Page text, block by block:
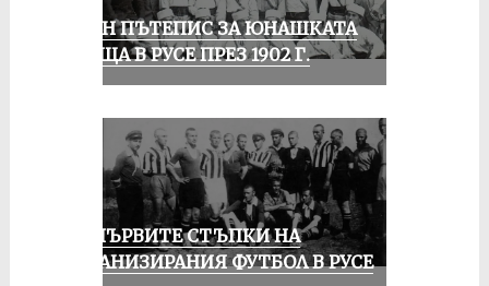
ЕДИН ПЪТЕПИС ЗА ЮНАШКАТА
СРЕЩА В РУСЕ ПРЕЗ 1902 Г.
ЗА ПЪРВИТЕ СТЪПКИ НА
ОРГАНИЗИРАНИЯ ФУТБОЛ В РУСЕ